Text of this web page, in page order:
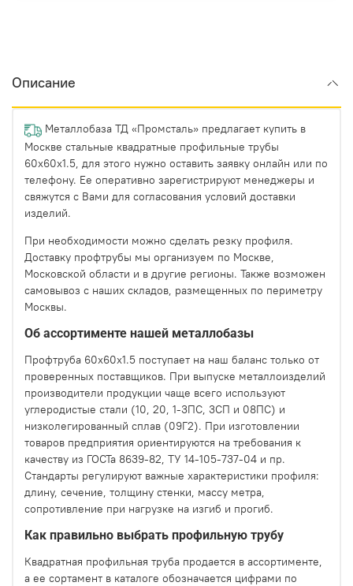
Описание
Металлобаза ТД «Промсталь» предлагает купить в
Москве стальные квадратные профильные трубы
60х60х1.5, для этого нужно оставить заявку онлайн или по
телефону. Ее оперативно зарегистрируют менеджеры и
свяжутся с Вами для согласования условий доставки
изделий.
При необходимости можно сделать резку профиля.
Доставку профтрубы мы организуем по Москве,
Московской области и в другие регионы. Также возможен
самовывоз с наших складов, размещенных по периметру
Москвы.
Об ассортименте нашей металлобазы
Профтруба 60х60х1.5 поступает на наш баланс только от
проверенных поставщиков. При выпуске металлоизделий
производители продукции чаще всего используют
углеродистые стали (10, 20, 1-3ПС, 3СП и 08ПС) и
низколегированный сплав (09Г2). При изготовлении
товаров предприятия ориентируются на требования к
качеству из ГОСТа 8639-82, ТУ 14-105-737-04 и пр.
Стандарты регулируют важные характеристики профиля:
длину, сечение, толщину стенки, массу метра,
сопротивление при нагрузке на изгиб и прогиб.
Как правильно выбрать профильную трубу
Квадратная профильная труба продается в ассортименте,
а ее сортамент в каталоге обозначается цифрами по